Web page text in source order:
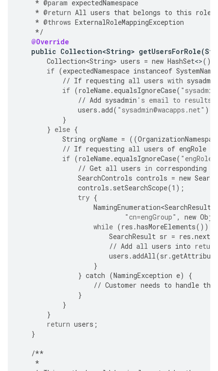
* @param expectedNamespace
* @return All users that belongs to this role
* @throws ExternalRoleMappingException
*/
@Override
public Collection<String> getUsersForRole(
Collection<String> users = new HashSet<>();
if (expectedNamespace instanceof
// If requesting all users with sysadmin
if (roleName. equalsIgnoreCase(
// Add sysadmin 's email to results
users .add( "sysadmin@wacapps.net" );
}
} else {
String orgName = ((
// If requesting all users of engRole
if (roleName. equalsIgnoreCase( "engRole"
// Get all users in corresponding
SearchControls controls = new
controls . setSearchScope(1 );
try {
NamingEnumeration<SearchResult>
"cn=engGroup" , new
while (res .hasMoreElements())
SearchResult sr = res .
// Add all users into return
users .addAll(sr .
}
} catch (NamingException e)
{
// Customer needs to handle the
}
}
}
return users ;
}
/**
*